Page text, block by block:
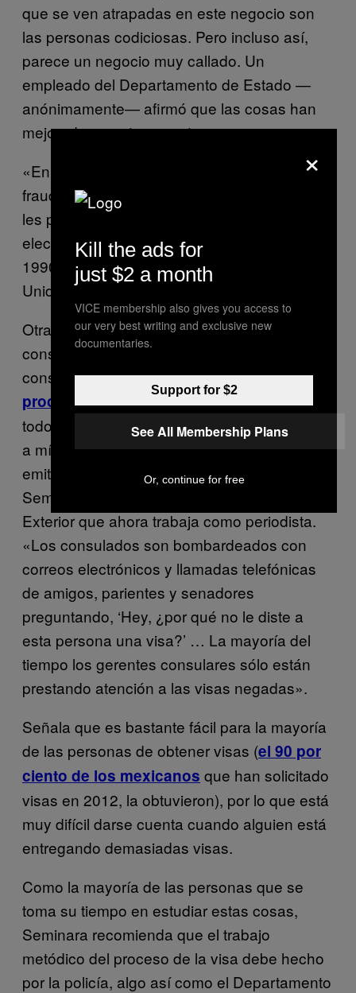
que se ven atrapadas en este negocio son
las personas codiciosas. Pero incluso así,
parece un negocio muy callado. Un
empleado del Departamento de Estado —
anónimamente— afirmó que las cosas han
mejorado en este aspecto.
«En el pasado, la gente sospechosa de
fraude de visas eran enviadas a casa, o se
les permitía jubilarse”, escribió en un correo
electrónico. «Pero a partir de la década de
1990 hasta la fecha, el gobierno de Estados
Unidos los ha llevado a los tribunales”.
Otra cuestión es que cada funcionario
consular con quién hablé me dijo que los
consulados y las embajadas no tiene
proceso de revisiónpara las visas. «En
todos mis años en el trabajo, nadie se acercó
a mí y me preguntó: ‘Oye, ¿por qué se le
emitió a esta persona una visa?’», dijo David
Seminara, un ex funcionario del Servicio
Exterior que ahora trabaja como periodista.
«Los consulados son bombardeados con
correos electrónicos y llamadas telefónicas
de amigos, parientes y senadores
preguntando, ‘Hey, ¿por qué no le diste a
esta persona una visa?’ … La mayoría del
tiempo los gerentes consulares sólo están
prestando atención a las visas negadas».
Señala que es bastante fácil para la mayoría
de las personas de obtener visas (el 90 por
ciento de los mexicanos que han solicitado
visas en 2012, la obtuvieron), por lo que está
muy difícil darse cuenta cuando alguien está
entregando demasiadas visas.
Como la mayoría de las personas que se
toma su tiempo en estudiar estas cosas,
Seminara recomienda que el trabajo
metódico del proceso de la visa debe hecho
por la policía, algo así como el Departamento
×
Kill the ads for
just $2 a month
VICE membership also gives you access to
our very best writing and exclusive new
documentaries.
Support for $2
See All Membership Plans
Or, continue for free